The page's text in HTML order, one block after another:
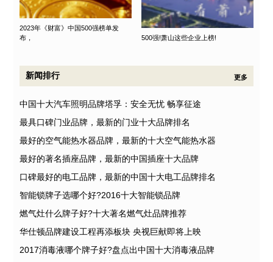
2023年《财富》中国500强榜单发
布，
500强!萧山这些企业上榜!
新闻排行 更多
中国十大汽车照明品牌塔孚：安全无忧 畅享征途
最具口碑门业品牌，最新的门业十大品牌排名
最好的空气能热水器品牌，最新的十大空气能热水器
最好的著名插座品牌，最新的中国插座十大品牌
口碑最好的电工品牌，最新的中国十大电工品牌排名
智能锁牌子选哪个好?2016十大智能锁品牌
燃气灶什么牌子好?十大著名燃气灶品牌推荐
华仕顿品牌建设工程再添板块 央视巨献即将上映
2017消毒液哪个牌子好?盘点出中国十大消毒液品牌